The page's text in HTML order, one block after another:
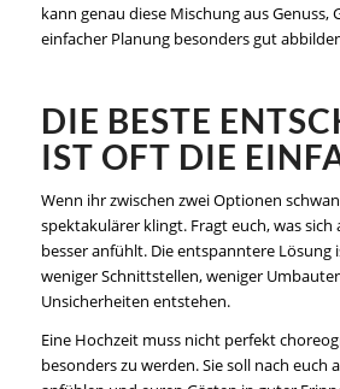
kann genau diese Mischung aus Genuss,
einfacher Planung besonders gut
DIE BESTE
IST OFT DIE
Wenn ihr zwischen zwei Optionen
spektakulärer klingt. Fragt euch, was sich
besser anfühlt. Die entspanntere Lösung
weniger Schnittstellen, weniger
Unsicherheiten entstehen.
Eine Hochzeit muss nicht perfekt
besonders zu werden. Sie soll nach euch